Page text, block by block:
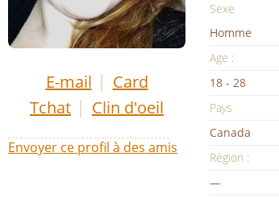
E-mail | Card
Tchat | Clin d'oeil
Envoyer ce profil à des amis
Sexe
Homme
Age :
18 - 28
Pays
Canada
Région :
—